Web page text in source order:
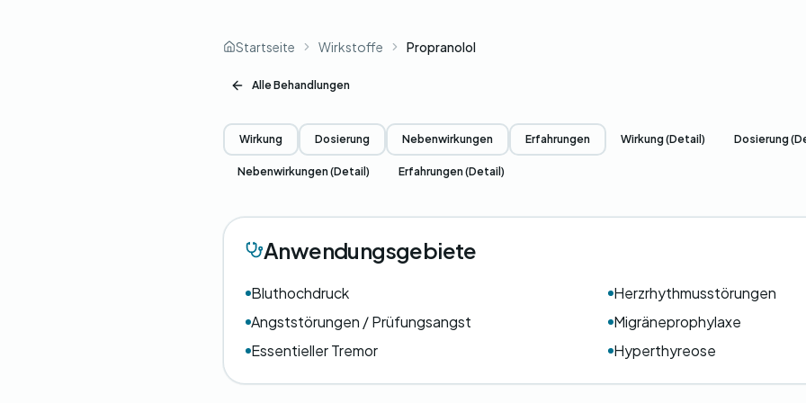
Startseite Wirkstoffe Propranolol
Alle Behandlungen
Wirkung Dosierung Nebenwirkungen Erfahrungen Wirkung (Detail) Dosierung
Nebenwirkungen (Detail) Erfahrungen (Detail)
Anwendungsgebiete
Bluthochdruck
Herzrhythmusstörungen
Angststörungen / Prüfungsangst
Migräneprophylaxe
Essentieller Tremor
Hyperthyreose